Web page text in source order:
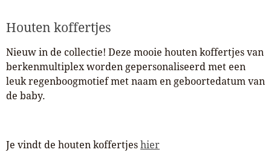
Houten koffertjes
Nieuw in de collectie! Deze mooie houten koffertjes van
berkenmultiplex worden gepersonaliseerd met een
leuk regenboogmotief met naam en geboortedatum van
de baby.
Je vindt de houten koffertjes hier